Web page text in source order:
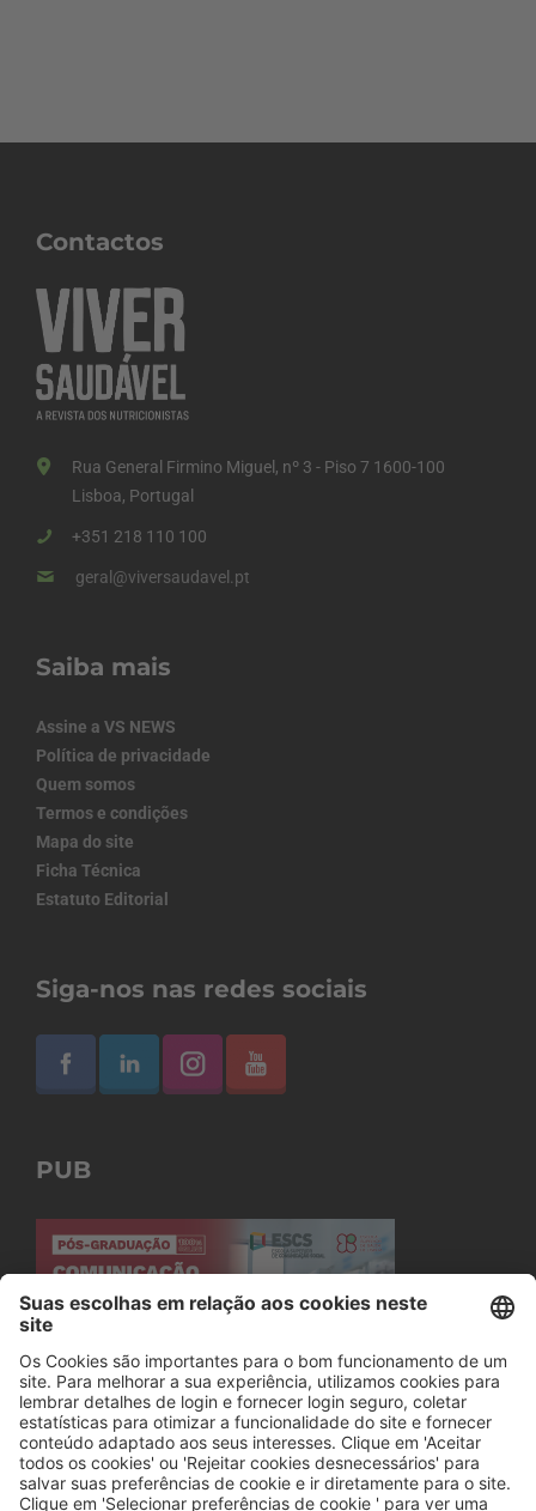
Contactos
Rua General Firmino Miguel, nº 3 - Piso 7 1600-100
Lisboa, Portugal
+351 218 110 100
geral@viversaudavel.pt
Saiba mais
Assine a VS NEWS
Política de privacidade
Quem somos
Termos e condições
Mapa do site
Ficha Técnica
Estatuto Editorial
Siga-nos nas redes sociais
PUB